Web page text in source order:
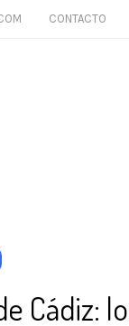
CONTACTO
Cádiz: